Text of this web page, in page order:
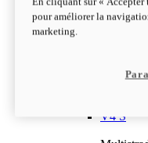
V4
V4 S
pour améliorer la
marketing.